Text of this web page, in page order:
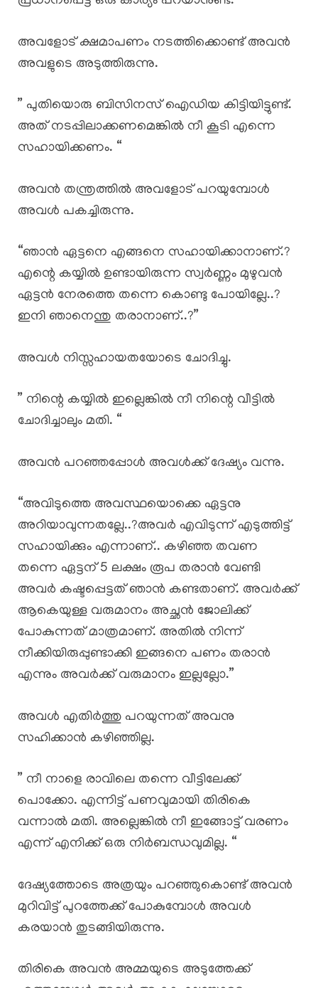
അവളോട് ക്ഷമാപണം നടത്തിക്കൊണ്ട് അവൻ
അവളുടെ അടുത്തിരുന്നു.
” പുതിയൊരു ബിസിനസ് ഐഡിയ കിട്ടിയിട്ടുണ്ട്.
അത് നടപ്പിലാക്കണമെങ്കിൽ നീ കൂടി എന്നെ
സഹായിക്കണം. “
അവൻ തന്ത്രത്തിൽ അവളോട് പറയുമ്പോൾ
അവൾ പകച്ചിരുന്നു.
“ഞാൻ ഏട്ടനെ എങ്ങനെ സഹായിക്കാനാണ്.?
എന്റെ കയ്യിൽ ഉണ്ടായിരുന്ന സ്വർണ്ണം മുഴുവൻ
ഏട്ടൻ നേരത്തെ തന്നെ കൊണ്ടു പോയില്ലേ..?
ഇനി ഞാനെന്തു തരാനാണ്..?”
അവൾ നിസ്സഹായതയോടെ ചോദിച്ചു.
” നിന്റെ കയ്യിൽ ഇല്ലെങ്കിൽ നീ നിന്റെ വീട്ടിൽ
ചോദിച്ചാലും മതി. “
അവൻ പറഞ്ഞപ്പോൾ അവൾക്ക് ദേഷ്യം വന്നു.
“അവിടുത്തെ അവസ്ഥയൊക്കെ ഏട്ടനു
അറിയാവുന്നതല്ലേ..?അവർ എവിടുന്ന് എടുത്തിട്ട്
സഹായിക്കും എന്നാണ്.. കഴിഞ്ഞ തവണ
തന്നെ ഏട്ടന് 5 ലക്ഷം രൂപ തരാൻ വേണ്ടി
അവർ കഷ്ടപ്പെട്ടത് ഞാൻ കണ്ടതാണ്. അവർക്ക്
ആകെയുള്ള വരുമാനം അച്ഛൻ ജോലിക്ക്
പോകുന്നത് മാത്രമാണ്. അതിൽ നിന്ന്
നീക്കിയിരുപ്പുണ്ടാക്കി ഇങ്ങനെ പണം തരാൻ
എന്നും അവർക്ക് വരുമാനം ഇല്ലല്ലോ.”
അവൾ എതിർത്തു പറയുന്നത് അവനു
സഹിക്കാൻ കഴിഞ്ഞില്ല.
” നീ നാളെ രാവിലെ തന്നെ വീട്ടിലേക്ക്
പൊക്കോ. എന്നിട്ട് പണവുമായി തിരികെ
വന്നാൽ മതി. അല്ലെങ്കിൽ നീ ഇങ്ങോട്ട് വരണം
എന്ന് എനിക്ക് ഒരു നിർബന്ധവുമില്ല. “
ദേഷ്യത്തോടെ അത്രയും പറഞ്ഞുകൊണ്ട് അവൻ
മുറിവിട്ട് പുറത്തേക്ക് പോകുമ്പോൾ അവൾ
കരയാൻ തുടങ്ങിയിരുന്നു.
തിരികെ അവൻ അമ്മയുടെ അടുത്തേക്ക്